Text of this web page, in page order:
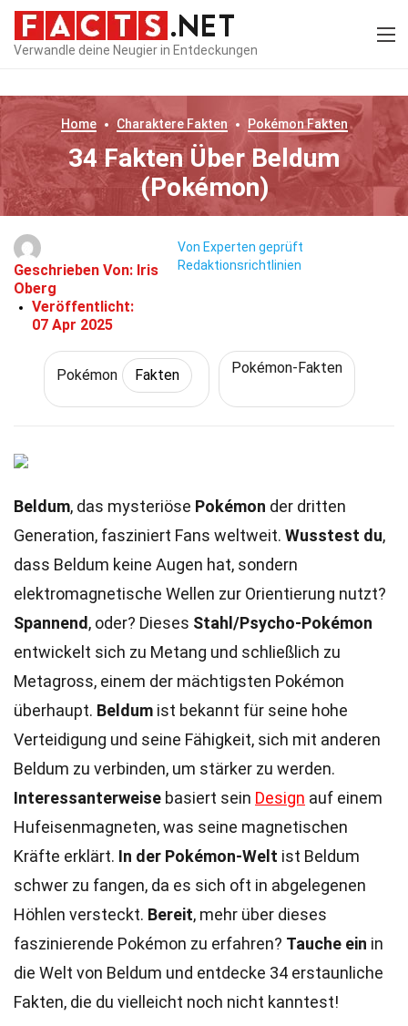
Verwandle deine Neugier in Entdeckungen
Home CharaktereFakten PokémonFakten
34 Fakten Über Beldum
(Pokémon)
Geschrieben Von: Iris
Oberg
Veröffentlicht:
07 Apr 2025
Von Experten geprüft
Redaktionsrichtlinien
Pokémon Fakten Pokémon-Fakten
Beldum, das mysteriöse Pokémon der dritten
Generation, fasziniert Fans weltweit. Wusstest du,
dass Beldum keine Augen hat, sondern
elektromagnetische Wellen zur Orientierung nutzt?
Spannend , oder? Dieses Stahl/Psycho-Pokémon
entwickelt sich zu Metang und schließlich zu
Metagross, einem der mächtigsten Pokémon
überhaupt. Beldum ist bekannt für seine hohe
Verteidigung und seine Fähigkeit, sich mit anderen
Beldum zu verbinden, um stärker zu werden.
Interessanterweise basiert sein Design auf einem
Hufeisenmagneten, was seine magnetischen
Kräfte erklärt. In der Pokémon-Welt ist Beldum
schwer zu fangen, da es sich oft in abgelegenen
Höhlen versteckt. Bereit, mehr über dieses
faszinierende Pokémon zu erfahren? Tauche ein in
die Welt von Beldum und entdecke 34 erstaunliche
Fakten, die du vielleicht noch nicht kanntest!